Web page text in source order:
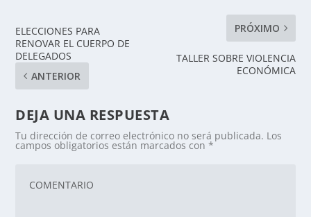
ELECCIONES PARA
RENOVAR EL CUERPO DE
DELEGADOS
ANTERIOR
PRÓXIMO
TALLER SOBRE VIOLENCIA
ECONÓMICA
DEJA UNA RESPUESTA
Tu dirección de correo electrónico no será publicada. Los
campos obligatorios están marcados con*